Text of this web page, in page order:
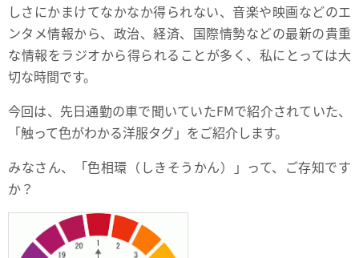
しさにかまけてなかなか得られない、音楽や映画などのエ
ンタメ情報から、政治、経済、国際情勢などの最新の貴重
な情報をラジオから得られることが多く、私にとっては大
切な時間です。
今回は、先日通勤の車で聞いていたFMで紹介されていた、
「触って色がわかる洋服タグ」をご紹介します。
みなさん、「色相環（しきそうかん）」って、ご存知です
か？